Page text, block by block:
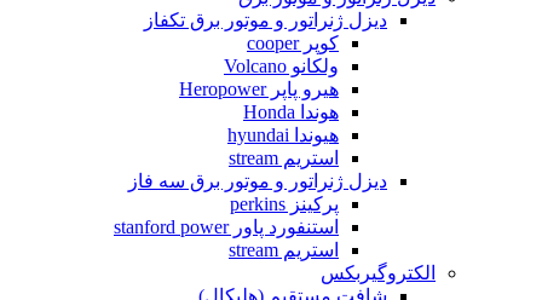
دیزل ژنراتور و موتور برق تکفاز
کوپر cooper
ولکانو Volcano
هیرو پاپر Heropower
هوندا Honda
هیوندا hyundai
استریم stream
دیزل ژنراتور و موتور برق سه فاز
پرکینز perkins
استنفورد پاور stanford power
استریم stream
الکتروگیربکس
شافت مستقیم (هلیکال)